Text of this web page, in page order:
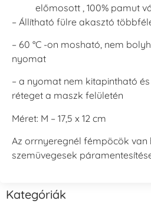
előmosott , 100% pamut
– Állítható fülre akasztó
– 60 °C -on mosható, nem
nyomat
– a nyomat nem kitapintható
réteget a maszk felületén
Méret: M – 17,5 x 12 cm
Az orrnyeregnél fémpöcök
szemüvegesek
Kategóriák